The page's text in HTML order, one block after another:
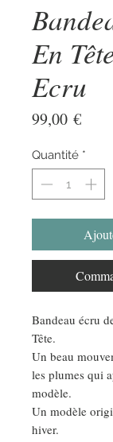
En
Ecru
99,00 €Prix
Quantité *
Bandeau écru
Tête.
Un beau
les plumes qui
modèle.
Un modèle
hiver.